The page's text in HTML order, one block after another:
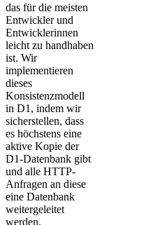
das für die meisten
Entwickler und
Entwicklerinnen
leicht zu handhaben
ist. Wir
implementieren
dieses
Konsistenzmodell
in D1, indem wir
sicherstellen, dass
es höchstens eine
aktive Kopie der
D1-Datenbank gibt
und alle HTTP-
Anfragen an diese
eine Datenbank
weitergeleitet
werden.